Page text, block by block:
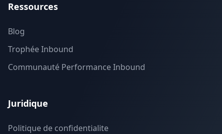
Ressources
Blog
Trophée Inbound
Communauté Performance Inbound
Juridique
Politique de confidentialite